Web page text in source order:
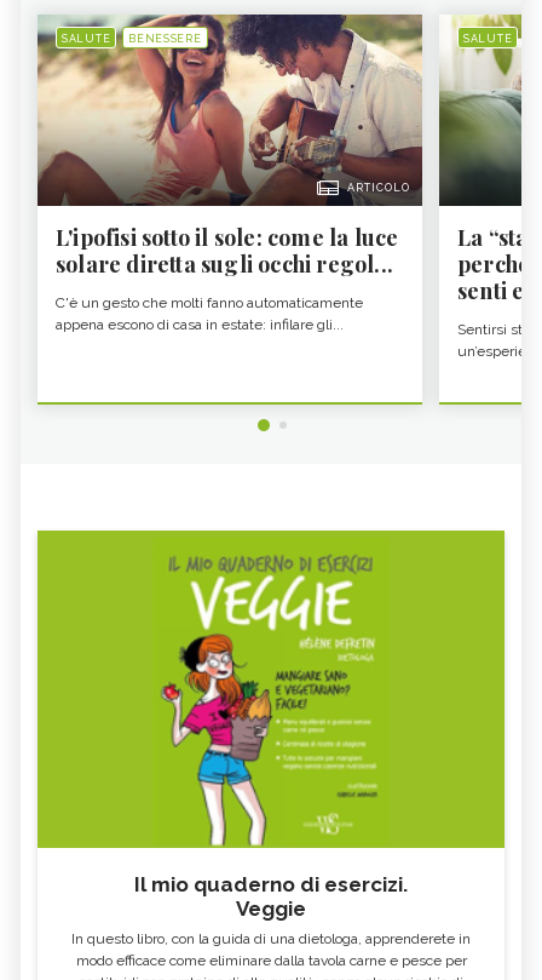
SALUTE BENESSERE
ARTICOLO
L'ipofisi sotto il sole: come la luce
solare diretta sugli occhi regol...
C'è un gesto che molti fanno automaticamente
appena escono di casa in estate: infilare gli...
SALUTE
La
perché
senti
Sentirsi
Il mio quaderno di esercizi.
Veggie
In questo libro, con la guida di una dietologa, apprenderete in
modo efficace come eliminare dalla tavola carne e pesce per